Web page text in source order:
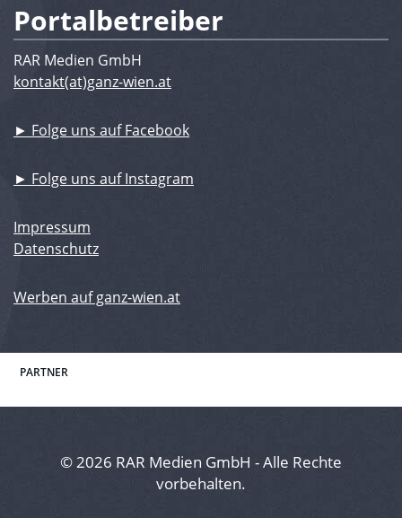
Portalbetreiber
RAR Medien GmbH
kontakt(at)ganz-wien.at
► Folge uns auf Facebook
► Folge uns auf Instagram
Impressum
Datenschutz
Werben auf ganz-wien.at
PARTNER
© 2026 RAR Medien GmbH - Alle Rechte
vorbehalten.